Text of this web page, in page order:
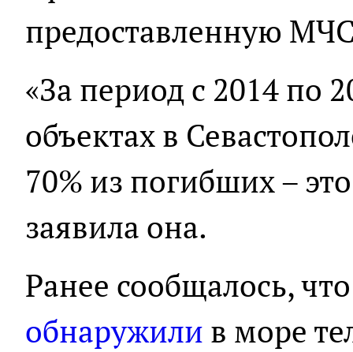
предоставленную
«За период с 2014 по
объектах в
70% из погибших –
заявила она.
Ранее сообщалось,
обнаружили в море